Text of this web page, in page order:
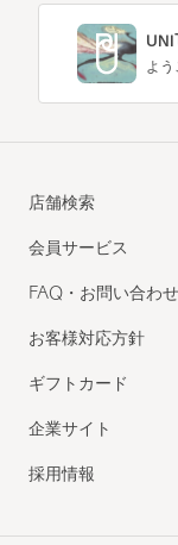
よう
店舗検索
会員サービス
FAQ・お問い合わせ
お客様対応方針
ギフトカード
企業サイト
採用情報